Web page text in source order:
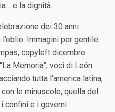
e la dignità.
dei 30 anni
Immagini per gentile
copyleft dicembre
Memoria”, voci di León
tutta l’america latina,
le minuscole, quella del
confini e i governi